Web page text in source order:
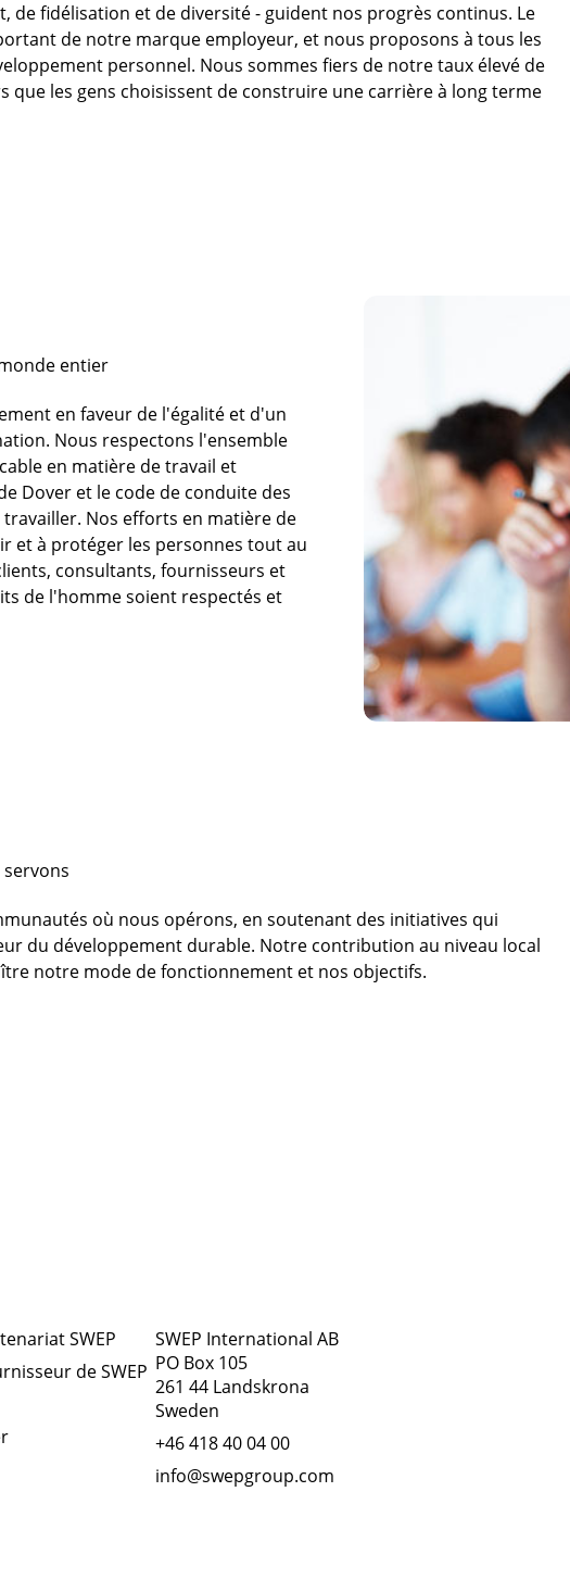
de fidélisation et de diversité - guident nos progrès continus. Le
de notre marque employeur, et nous proposons à tous les
personnel. Nous sommes fiers de notre taux élevé de
que les gens choisissent de construire une carrière à long terme
entier
en faveur de l'égalité et d'un
Nous respectons l'ensemble
en matière de travail et
Dover et le code de conduite des
Nos efforts en matière de
et à protéger les personnes tout au
consultants, fournisseurs et
de l'homme soient respectés et
où nous opérons, en soutenant des initiatives qui
du développement durable. Notre contribution au niveau local
notre mode de fonctionnement et nos objectifs.
SWEP
de SWEP
SWEP International AB
PO Box 105
261 44 Landskrona
Sweden
+46 418 40 04 00
info@swepgroup.com